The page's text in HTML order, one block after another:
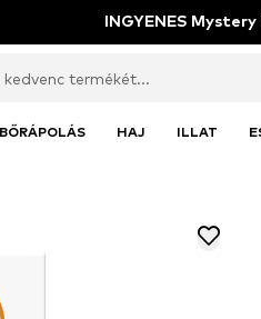
INGYENES
BŐRÁPOLÁS HAJ ILLAT